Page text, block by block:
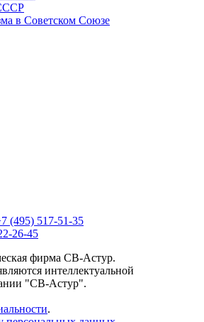
в Советском Союзе
(495) 517-51-35
26-45
фирма СВ-Астур.
интеллектуальной
"СВ-Астур".
.